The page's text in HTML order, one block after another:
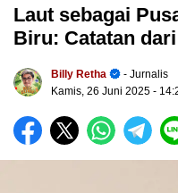
Laut sebagai
Biru: Catatan
Billy Retha
- Jurnalis
Kamis, 26 Juni 2025 -